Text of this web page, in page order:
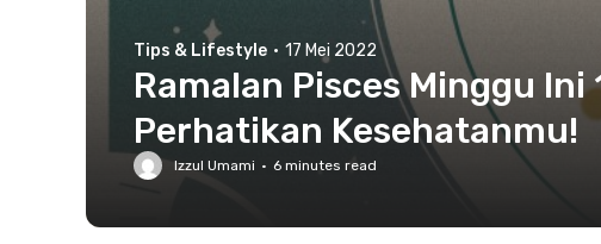
Tips & Lifestyle · 17 Mei 2022
Ramalan Pisces Minggu Ini
Perhatikan Kesehatanmu!
Izzul Umami · 6 minutes read